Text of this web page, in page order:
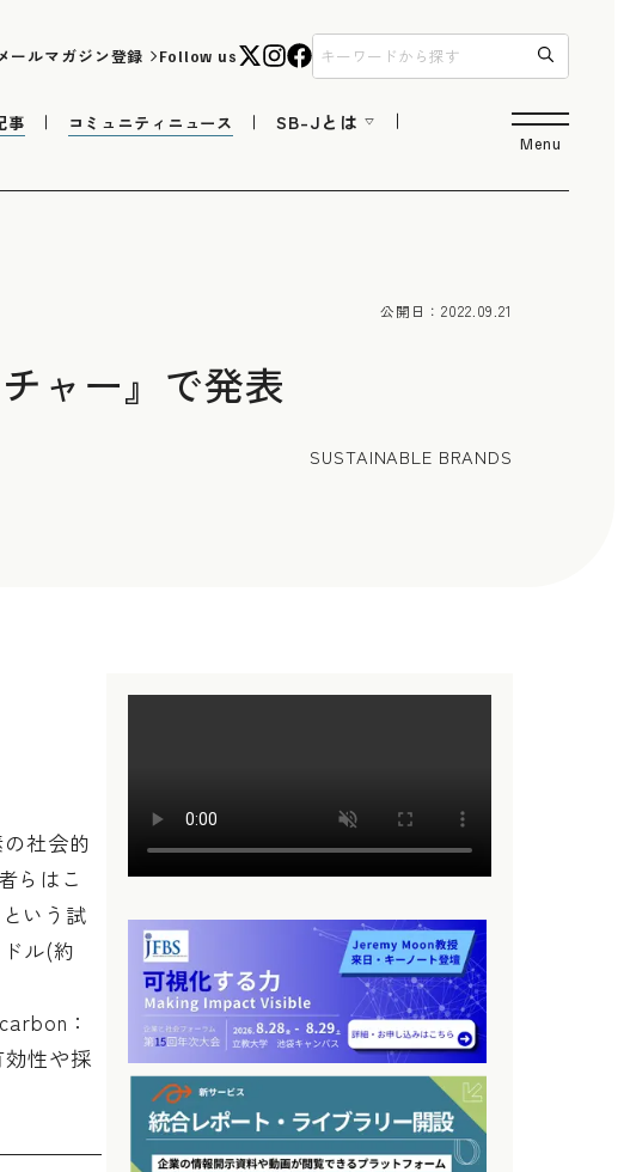
ールマガジン登録 Follow us
事 コミュニティニュース SB-Jとは
Menu
公開日：2022.09.21
ャー』で発表
SUSTAINABLE BRANDS
社会的
らはこ
いう試
ル(約
：
性や採